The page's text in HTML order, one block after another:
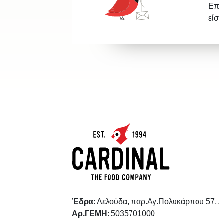
Έδρα: Λελούδα, παρ.Αγ.Πολυκάρπου 57,
Αρ.ΓΕΜΗ : 5035701000